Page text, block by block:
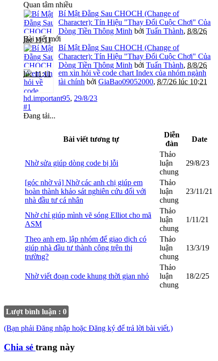
Quan tâm nhiều
Bí Mật Đằng Sau CHOCH (Change of
Character): Tín Hiệu "Thay Đổi Cuộc Chơi" Của
Dòng Tiền Thông Minh bởi Tuấn Thành, 8/8/26
lúc 11:11
Bài viết mới
Bí Mật Đằng Sau CHOCH (Change of
Character): Tín Hiệu "Thay Đổi Cuộc Chơi" Của
Dòng Tiền Thông Minh bởi Tuấn Thành, 8/8/26
lúc 11:11
em xin hỏi về code chart Index của nhóm ngành
tài chính bởi GiaBao09052000, 8/7/26 lúc 10:21
hd.important95, 29/8/23
#1
Đang tải...
Bài viết tương tự
Diễn
đàn
Date
Nhờ sửa giúp dòng code bị lỗi
Thảo
luận
chung
29/8/23
[góc nhờ vả] Nhờ các anh chị giúp em
hoàn thành khảo sát nghiên cứu đối với
nhà đầu tư cá nhân
Thảo
luận
chung
23/11/21
Nhờ chỉ giúp mình vẽ sóng Elliot cho mã
ASM
Thảo
luận
chung
1/11/21
Theo anh em, lập nhóm để giao dịch có
giúp nhà đầu tư thành công trên thị
trường?
Thảo
luận
chung
13/3/19
Nhờ viết đoạn code khung thời gian nhỏ
Thảo
luận
chung
18/2/25
Lượt bình luận : 0
(Bạn phải Đăng nhập hoặc Đăng ký để trả lời bài viết.)
Chia sẻ trang này